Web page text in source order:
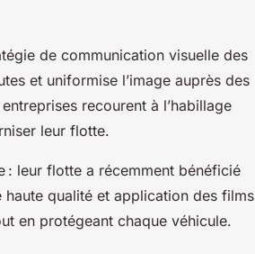
de communication visuelle des
et uniformise l’image auprès des
recourent à l’habillage
leur flotte.
: leur flotte a récemment bénéficié
qualité et application des films
en protégeant chaque véhicule.